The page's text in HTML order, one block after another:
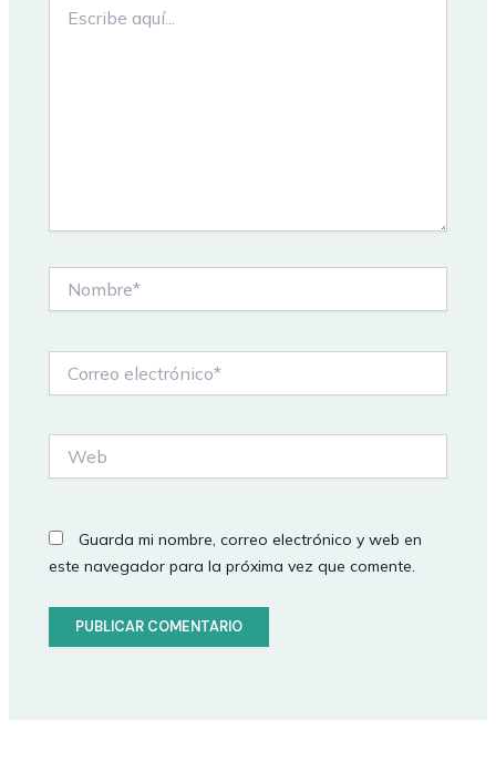
aquí...
electrónico*
Guarda mi nombre, correo electrónico y web en
este navegador para la próxima vez que comente.